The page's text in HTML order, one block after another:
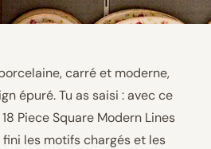
carré et moderne,
épuré. Tu as saisi : avec ce
Piece Square Modern Lines
fini les motifs chargés et les